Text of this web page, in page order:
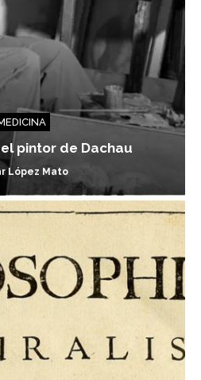
pintor de Dachau
López Mato